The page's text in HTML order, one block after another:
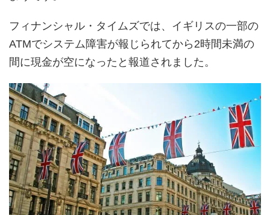
フィナンシャル・タイムズでは、イギリスの一部の
ATMでシステム障害が報じられてから2時間未満の
間に現金が空になったと報道されました。